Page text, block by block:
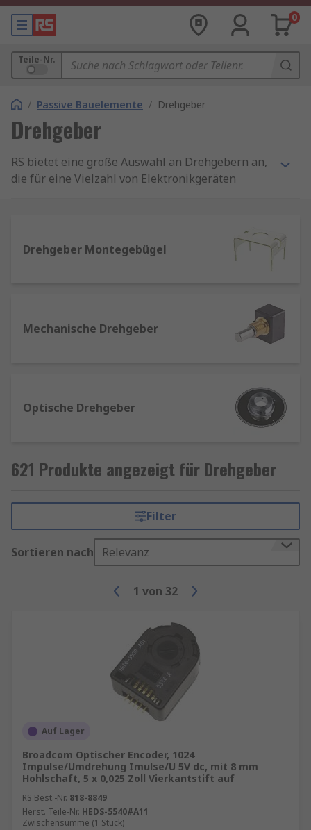
0
Teile-Nr.
/ Passive Bauelemente / Drehgeber
Drehgeber
RS bietet eine große Auswahl an Drehgebern an,
die für eine Vielzahl von Elektronikgeräten
und bieten ein hervorragendes Preis-Leistungs-
Verhältnis mit vertrauenswürdigen Marken wie
zum Beispiel Bourns, Omron, TE Connectivity
Drehgeber sind elektromechanische Geräte, die
die Winkelposition einer Achse in analoge oder
digitale Ausgangssignale umwandeln. Es gibt
werden, die speziell für die Montage in Anlagen
entwickelt wurden.
Drehgeber Montegebügel
Mechanische Drehgeber
Optische Drehgeber
621 Produkte angezeigt für Drehgeber
Filter
Sortieren nach Relevanz
1 von 32
Auf Lager
Broadcom Optischer Encoder, 1024
Impulse/Umdrehung Imulse/U 5V dc, mit 8 mm
Hohlschaft, 5 x 0,025 Zoll Vierkantstift auf
RS Best.-Nr. 818-8849
Herst. Teile-Nr. HEDS-5540#A11
Zwischensumme (1 Stück)